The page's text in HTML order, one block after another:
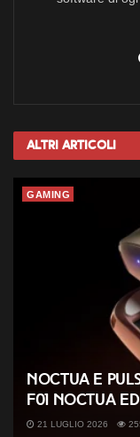
Altri Articoli
GAMING
Noctua e
F01 Noctua
21 LUGLIO 2026